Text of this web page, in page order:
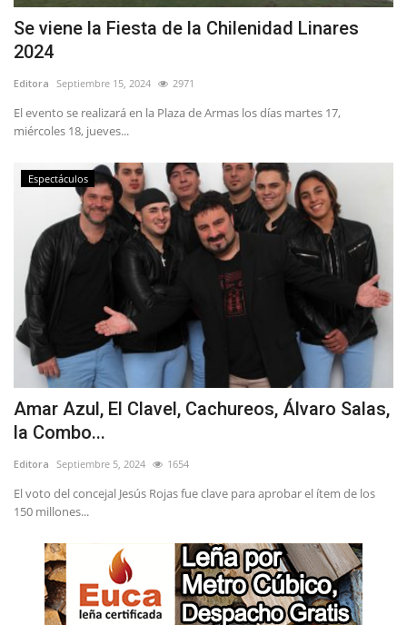
Política
Espectáculos
Se viene la Fiesta de la Chilenidad Linares
2024
Editora Septiembre 15, 2024 2971
El evento se realizará en la Plaza de Armas los días martes 17,
miércoles 18, jueves...
Espectáculos
Amar Azul, El Clavel, Cachureos, Álvaro Salas,
la Combo...
Editora Septiembre 5, 2024 1654
El voto del concejal Jesús Rojas fue clave para aprobar el ítem de los
150 millones...